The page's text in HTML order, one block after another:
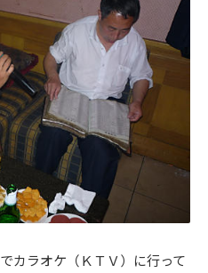
カラオケ（ＫＴＶ）に行って